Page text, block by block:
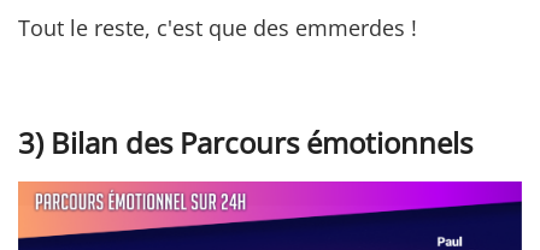
Tout le reste, c'est que des emmerdes !
3) Bilan des Parcours émotionnels